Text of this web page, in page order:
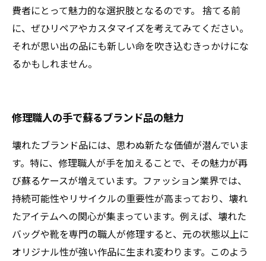
費者にとって魅力的な選択肢となるのです。 捨てる前
に、ぜひリペアやカスタマイズを考えてみてください。
それが思い出の品にも新しい命を吹き込むきっかけにな
るかもしれません。
修理職人の手で蘇るブランド品の魅力
壊れたブランド品には、思わぬ新たな価値が潜んでいま
す。特に、修理職人が手を加えることで、その魅力が再
び蘇るケースが増えています。ファッション業界では、
持続可能性やリサイクルの重要性が高まっており、壊れ
たアイテムへの関心が集まっています。例えば、壊れた
バッグや靴を専門の職人が修理すると、元の状態以上に
オリジナル性が強い作品に生まれ変わります。このよう